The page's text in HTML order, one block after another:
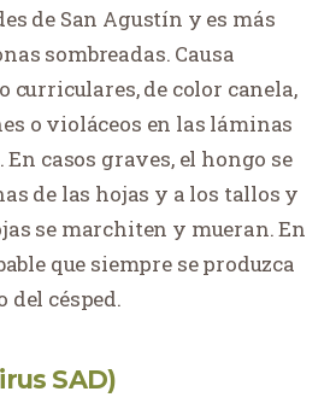
de San Agustín y es más
sombreadas. Causa
curriculares, de color canela,
o violáceos en las láminas
casos graves, el hongo se
de las hojas y a los tallos y
se marchiten y mueran. En
que siempre se produzca
del césped.
SAD)